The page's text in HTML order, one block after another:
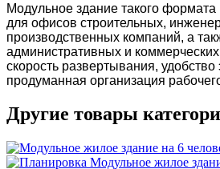
Модульное здание такого
для офисов строительных,
производственных компаний, а
административных и
скорость развертывания, удобство
продуманная организация
Другие товары